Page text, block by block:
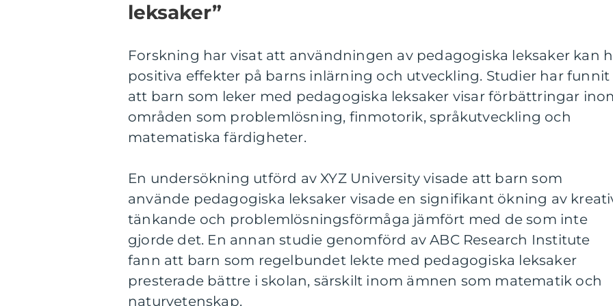
leksaker”
Forskning har visat att användningen av pedagogiska leksaker kan
positiva effekter på barns inlärning och utveckling. Studier har funnit
att barn som leker med pedagogiska leksaker visar förbättringar
områden som problemlösning, finmotorik, språkutveckling och
matematiska färdigheter.
En undersökning utförd av XYZ University visade att barn som
använde pedagogiska leksaker visade en signifikant ökning av
tänkande och problemlösningsförmåga jämfört med de som inte
gjorde det. En annan studie genomförd av ABC Research Institute
fann att barn som regelbundet lekte med pedagogiska leksaker
presterade bättre i skolan, särskilt inom ämnen som matematik och
naturvetenskap.